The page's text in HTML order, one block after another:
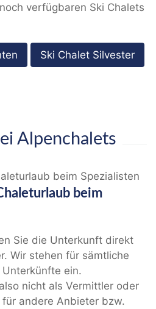
verfügbaren Ski Chalets
Ski Chalet Silvester
Alpenchalets
beim
Sie die Unterkunft direkt
Wir stehen für sämtliche
ein.
nicht als Vermittler oder
andere Anbieter bzw.